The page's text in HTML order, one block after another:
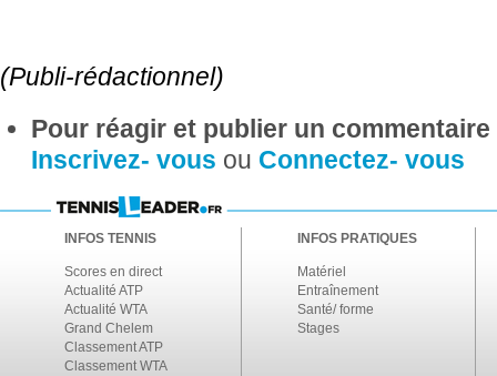
(Publi-rédactionnel)
Pour réagir et publier un
Inscrivez- vous ou Connectez- vous
INFOS TENNIS
Scores en direct
Actualité ATP
Actualité WTA
Grand Chelem
Classement ATP
Classement WTA
INFOS PRATIQUES
Matériel
Entraînement
Santé/ forme
Stages